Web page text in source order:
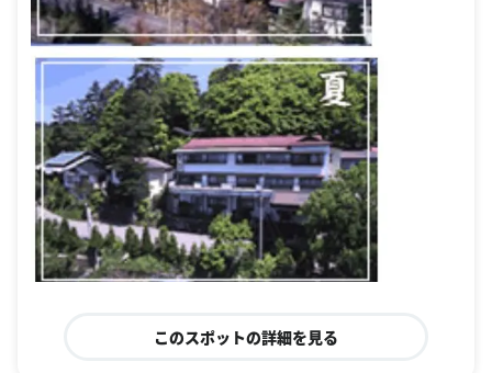
このスポットの詳細を見る